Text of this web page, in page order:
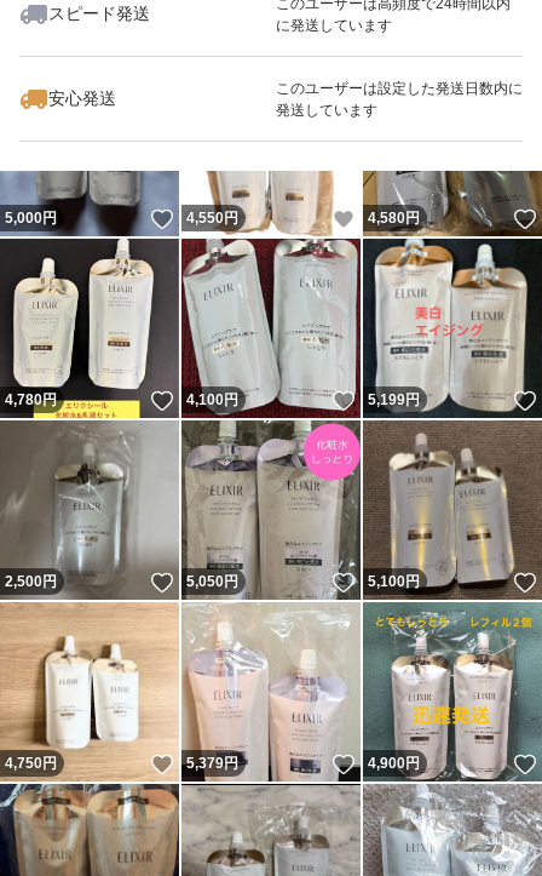
スピード発送
このユーザーは高頻度で24時間以内
に発送しています
安心発送
このユーザーは設定した発送日数内に
発送しています
いいね！
5,350
5,000円 いいね！
4,550円 いいね！
4,580円
4,780円 いいね！
4,100円 いいね！
5,199円
2,500円 いいね！
5,050円 いいね！
5,100円
4,750円 いいね！
5,379円 いいね！
4,900円